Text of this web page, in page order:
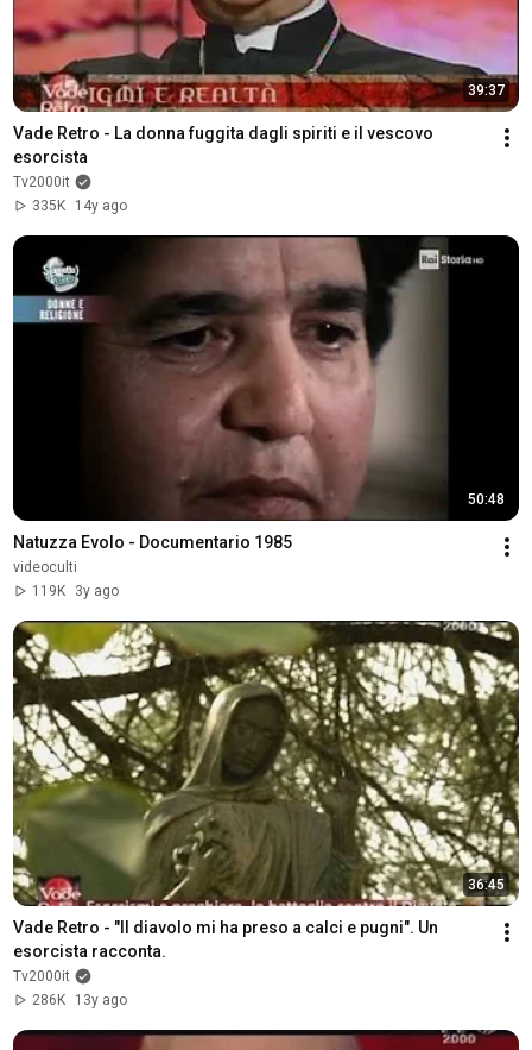
39:37
Vade Retro - La donna fuggita dagli spiriti e il vescovo
esorcista
Tv2000it
335K
14y ago
50:48
Natuzza Evolo - Documentario 1985
videoculti
119K
3y ago
36:45
Vade Retro - "Il diavolo mi ha preso a calci e pugni". Un
esorcista racconta.
Tv2000it
286K
13y ago